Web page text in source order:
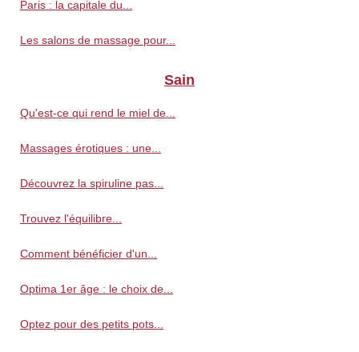
Paris : la capitale du...
Les salons de massage pour...
Sain
Qu'est-ce qui rend le miel de...
Massages érotiques : une...
Découvrez la spiruline pas...
Trouvez l'équilibre...
Comment bénéficier d'un...
Optima 1er âge : le choix de...
Optez pour des petits pots...